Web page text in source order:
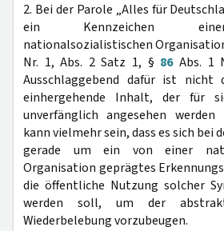
2. Bei der Parole „Alles für
ein Kennzeichen
nationalsozialistischen
Nr. 1, Abs. 2 Satz 1, § 86Abs. 1
Ausschlaggebend dafür ist
einhergehende Inhalt, der für
unverfänglich angesehen werden
kann vielmehr sein, dass es sich
gerade um ein von einer
Organisation geprägtes
die öffentliche Nutzung solcher
werden soll, um der
Wiederbelebung vorzubeugen.